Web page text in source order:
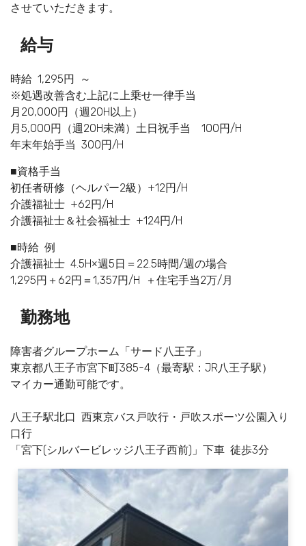
させていただきます。
給与
時給 1,295円 ～
※処遇改善含む上記に上乗せ一律手当
月20,000円（週20H以上）
月5,000円（週20H未満）土日祝手当 100円/H
年末年始手当 300円/H
■資格手当
初任者研修（ヘルパー2級）+12円/H
介護福祉士 +62円/H
介護福祉士＆社会福祉士 +124円/H
■時給 例
介護福祉士 4.5H×週5日＝22.5時間/週の場合
1,295円＋62円＝1,357円/H ＋住宅手当2万/月
勤務地
障害者グループホーム「サード八王子」
東京都八王子市宮下町385-4（最寄駅：JR八王子駅）
マイカー通勤可能です。
八王子駅北口 西東京バス戸吹行・戸吹スポーツ公園入り
口行
「宮下(シルバービレッジ八王子西前)」下車 徒歩3分